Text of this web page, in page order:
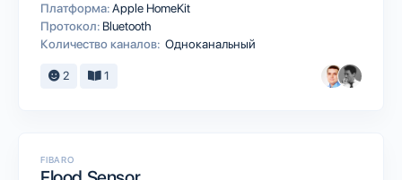
Платформа:Apple HomeKit
Протокол: Bluetooth
Количество каналов: Одноканальный
2 1
FIBARO